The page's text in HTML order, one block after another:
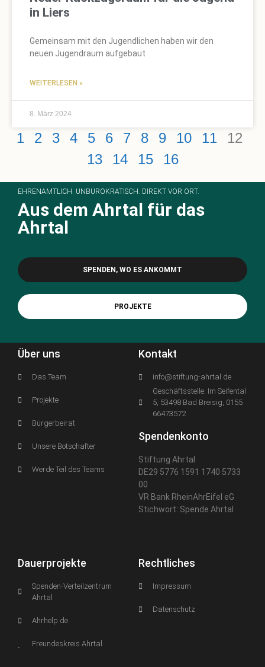
in Liers
Gemeinsam mit den Jugendlichen haben wir den
neuen Jugendraum aufgebaut
WEITERLESEN »
8. März 2024
1 2 3 4 5 6 7 8 9 10 11
12
13
14 15 16
EHRENAMTLICH. UNBÜROKRATISCH. DIREKT VOR ORT.
Aus dem Ahrtal für das
Ahrtal
SPENDEN, WO ES ANKOMMT
PROJEKTE
Über uns
Das Team
Projekte
Bürgerbeirat
Unsere Botschafter
Werde Teil des Teams
Kontakt
info@stiftung-ahrtal.de
Geschäftsstelle: Im Seifental
5, 53498 Bad Breisig, 0155
66473572
Spendenkonto
Stiftung Ahrtal
DE29 5776 1591 1740 5733
00
VR Bank RheinAhrEifel eG
Stichwort: Spende Ahrtal
Dauerprojekte
Spenden-Verteilzentrum
Ahrtal
Ahrhelp.de
Freundeskreis Ahrtal
Rechtliches
Impressum
Datenschutz